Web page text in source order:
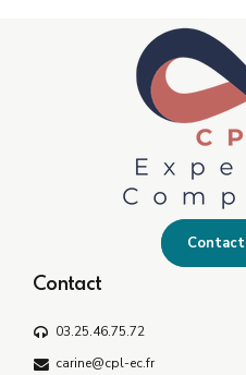
Contact
03.25.46.75.72
carine@cpl-ec.fr